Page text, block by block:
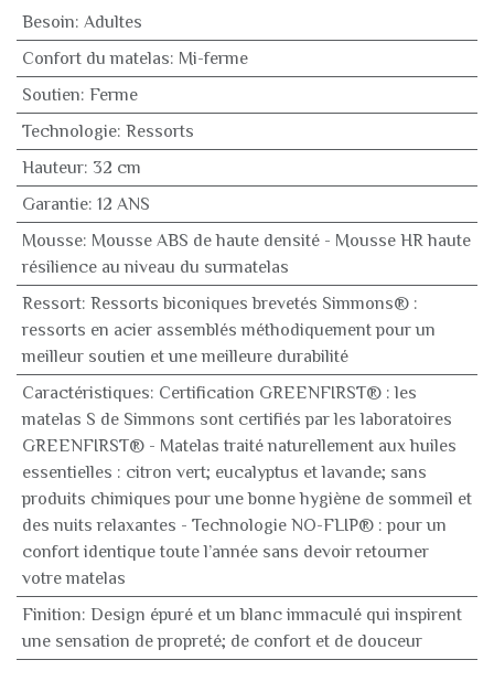
Besoin: Adultes
Confort du matelas: Mi-ferme
Soutien: Ferme
Technologie: Ressorts
Hauteur: 32 cm
Garantie: 12 ANS
Mousse: Mousse ABS de haute densité - Mousse HR haute
résilience au niveau du surmatelas
Ressort: Ressorts biconiques brevetés Simmons® :
ressorts en acier assemblés méthodiquement pour un
meilleur soutien et une meilleure durabilité
Caractéristiques: Certification GREENFIRST® : les
matelas S de Simmons sont certifiés par les laboratoires
GREENFIRST® - Matelas traité naturellement aux huiles
essentielles : citron vert; eucalyptus et lavande; sans
produits chimiques pour une bonne hygiène de sommeil et
des nuits relaxantes - Technologie NO-FLIP® : pour un
confort identique toute l’année sans devoir retourner
votre matelas
Finition: Design épuré et un blanc immaculé qui inspirent
une sensation de propreté; de confort et de douceur